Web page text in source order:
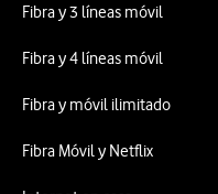
Fibra y 3 líneas móvil
Fibra y 4 líneas móvil
Fibra y móvil ilimitado
Fibra Móvil y Netflix